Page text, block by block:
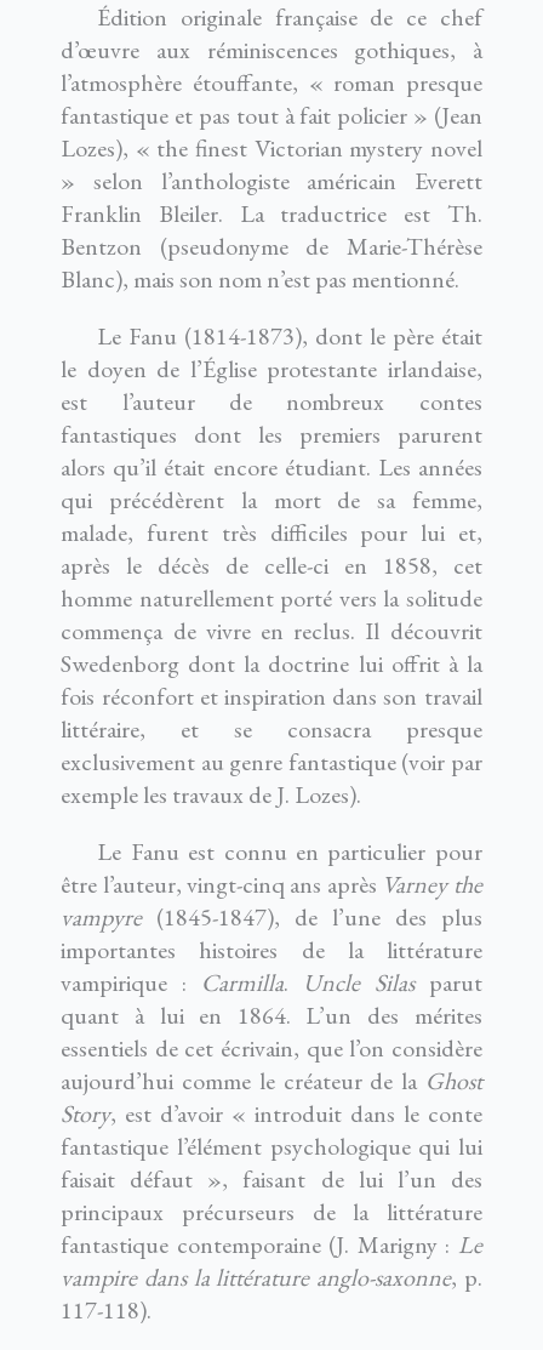
Édition originale française de ce chef
d’œuvre aux réminiscences gothiques, à
l’atmosphère étouffante, « roman presque
fantastique et pas tout à fait policier » (Jean
Lozes), « the finest Victorian mystery novel
» selon l’anthologiste américain Everett
Franklin Bleiler. La traductrice est Th.
Bentzon (pseudonyme de Marie-Thérèse
Blanc), mais son nom n’est pas mentionné.
Le Fanu (1814-1873), dont le père était
le doyen de l’Église protestante irlandaise,
est l’auteur de nombreux contes
fantastiques dont les premiers parurent
alors qu’il était encore étudiant. Les années
qui précédèrent la mort de sa femme,
malade, furent très difficiles pour lui et,
après le décès de celle-ci en 1858, cet
homme naturellement porté vers la solitude
commença de vivre en reclus. Il découvrit
Swedenborg dont la doctrine lui offrit à la
fois réconfort et inspiration dans son travail
littéraire, et se consacra presque
exclusivement au genre fantastique (voir par
exemple les travaux de J. Lozes).
Le Fanu est connu en particulier pour
être l’auteur, vingt-cinq ans après Varney the
vampyre(1845-1847), de l’une des plus
importantes histoires de la littérature
vampirique : Carmilla. Uncle Silasparut
quant à lui en 1864. L’un des mérites
essentiels de cet écrivain, que l’on considère
aujourd’hui comme le créateur de la Ghost
Story, est d’avoir « introduit dans le conte
fantastique l’élément psychologique qui lui
faisait défaut », faisant de lui l’un des
principaux précurseurs de la littérature
fantastique contemporaine (J. Marigny : Le
vampire dans la littérature anglo-saxonne, p.
117-118).